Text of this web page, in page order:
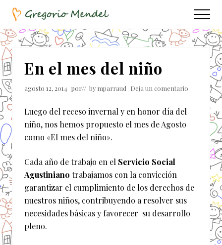
Menu
Saltar
contenido
principal
Saltar
la
barra
lateral
principal
Asociación
Civil
Menu
En el mes del niño
agosto 12, 2014 por// by mparraud Deja un comentario
Luego del receso invernal y en honor día del
niño, nos hemos propuesto el mes de Agosto
como «El mes del niño».
Cada año de trabajo en el Servicio Social
Agustiniano trabajamos con la convicción
garantizar el cumplimiento de los derechos de
nuestros niños, contribuyendo a resolver sus
necesidades básicas y favorecer su desarrollo
pleno.